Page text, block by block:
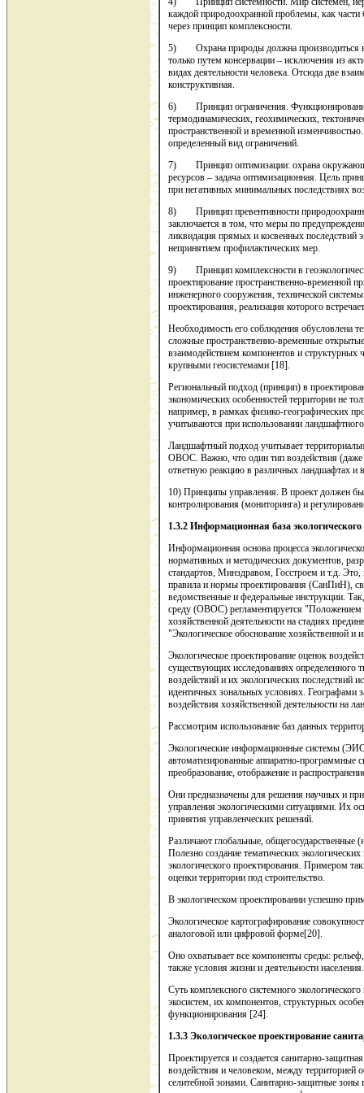
каждой природоохранной проблемы, как части
через принцип комплексности.
5) Охрана природы должна производиться в
только путем консервации – исключения из
видах деятельности человека. Отсюда две
конструктивная.
6) Принцип ограничения.
термодинамических, геохимических,
пространственной и временной
определенный вид ограничений.
7) Принцип оптимизации: охрана
ресурсов – задача оптимизационная. Цель
при негативных минимальных последствиях
8) Принцип превентивности
заключается в том, что меры по
ликвидация прямых и косвенных последствий
непринятием профилактических мер.
9) Принцип комплексности в
проектирование пространственно-временной
инженерного сооружения, технической
проектирования, реализация которого
Необходимость его соблюдения обусловлена
сложные пространственно-временные
взаимодействием компонентов и структурных
крупными геосистемами [18].
Региональный подход (принцип) в
экономических особенностей территории не
например, в рамках физико-географических
учитываются при использовании
Ландшафтный подход учитывает
ОВОС. Важно, что один тип воздействия (даже
ответную реакцию в различных ландшафтах и
10) Принципы управления. В проект должен
контролирования (мониторинга) и
1.3.2 Информационная база
Информационная основа процесса
нормативных и методических документов,
стандартов, Минздравом, Госстроем и т.д.
правила и нормы проектирования (СанПиН),
ведомственные и федеральные инструкции.
среду (ОВОС) регламентируется "Положением
хозяйственной деятельности на стадиях
"Экологическое обоснование хозяйственной и
Экологическое проектирование оценок
существующих исследованиях определенного
воздействий и их экологических
идентичных зональных условиях. Географами
воздействия хозяйственной деятельности на
Рассмотрим использование баз данных
Экологические информационные системы
автоматизированные аппаратно-программные
преобразование, отображение и
Они предназначены для решения научных и
управления экологическими ситуациями. Их
принятия управленческих решений.
Различают глобальные,
Полезно создание тематических
экологического проектирования. Примером
оценки территории под строительство.
В экологическом проектировании успешно
Экологическое картографирование
аналоговой или цифровой форме[20].
Оно охватывает все компоненты среды:
также условия жизни и деятельности населения.
Суть комплексного системного
экосистем, их компонентов, структурных
функционирования [24].
1.3.3 Экологическое проектирование
Проектируется и создается санитарно-
воздействия и человеком, между
селитебной зонами. Санитарно-защитные